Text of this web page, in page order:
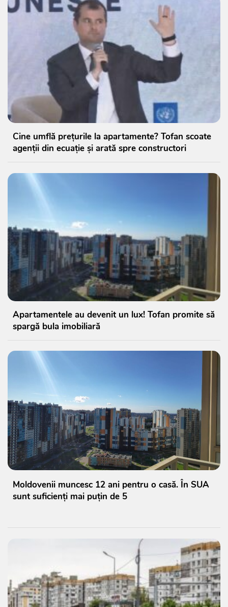
Cine umflă prețurile la apartamente? Tofan scoate
agenții din ecuație și arată spre constructori
Apartamentele au devenit un lux! Tofan promite să
spargă bula imobiliară
Moldovenii muncesc 12 ani pentru o casă. În SUA
sunt suficienți mai puțin de 5